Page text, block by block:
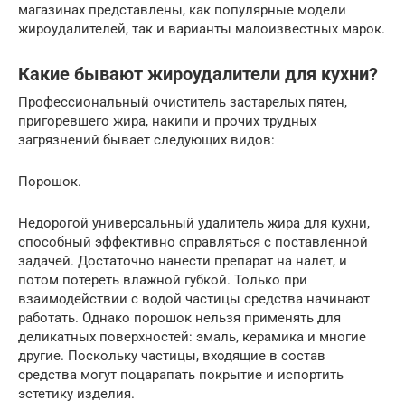
магазинах представлены, как популярные модели
жироудалителей, так и варианты малоизвестных марок.
Какие бывают жироудалители для кухни?
Профессиональный очиститель застарелых пятен,
пригоревшего жира, накипи и прочих трудных
загрязнений бывает следующих видов:
Порошок.
Недорогой универсальный удалитель жира для кухни,
способный эффективно справляться с поставленной
задачей. Достаточно нанести препарат на налет, и
потом потереть влажной губкой. Только при
взаимодействии с водой частицы средства начинают
работать. Однако порошок нельзя применять для
деликатных поверхностей: эмаль, керамика и многие
другие. Поскольку частицы, входящие в состав
средства могут поцарапать покрытие и испортить
эстетику изделия.